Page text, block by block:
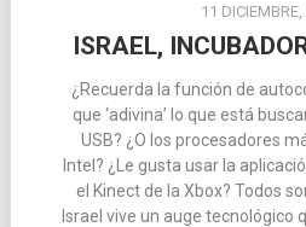
11
ISRAEL,
¿Recuerda la función de
que ‘adivina’ lo que está
USB? ¿O los procesadores
Intel? ¿Le gusta usar la
el Kinect de la Xbox? Todos
Israel vive un auge tecnológico